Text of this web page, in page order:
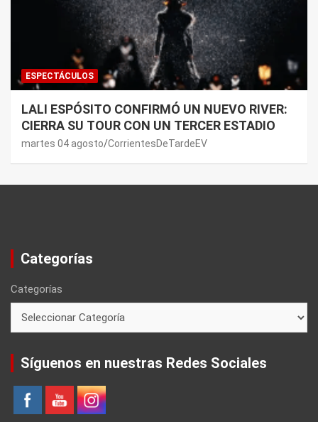
ESPECTÁCULOS
LALI ESPÓSITO CONFIRMÓ UN NUEVO RIVER:
CIERRA SU TOUR CON UN TERCER ESTADIO
martes 04 agosto CorrientesDeTardeEV
Categorías
Categorías
Síguenos en nuestras Redes Sociales